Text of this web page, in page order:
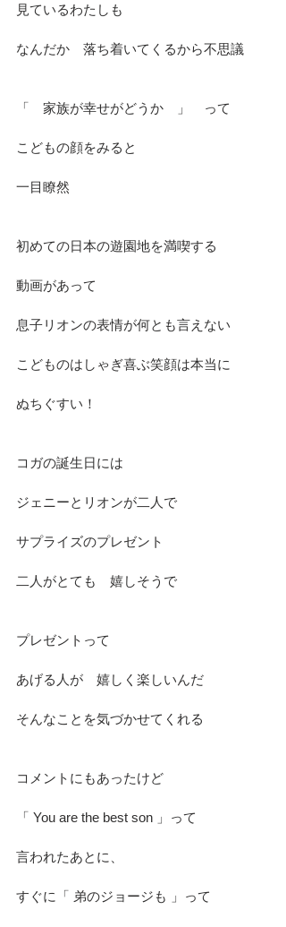
見ているわたしも
なんだか　落ち着いてくるから不思議
「　家族が幸せがどうか　」　って
こどもの顔をみると
一目瞭然
初めての日本の遊園地を満喫する
動画があって
息子リオンの表情が何とも言えない
こどものはしゃぎ喜ぶ笑顔は本当に
ぬちぐすい！
コガの誕生日には
ジェニーとリオンが二人で
サプライズのプレゼント
二人がとても　嬉しそうで
プレゼントって
あげる人が　嬉しく楽しいんだ
そんなことを気づかせてくれる
コメントにもあったけど
「 You are the best son 」って
言われたあとに、
すぐに「 弟のジョージも 」って